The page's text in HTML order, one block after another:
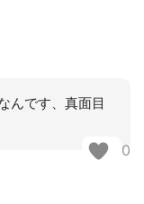
んです、真面目
0